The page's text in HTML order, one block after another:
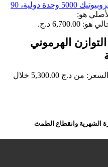
فيتامين د3 + ك2 مع مزيج عشبي وبروبيوتيك 5000 وحدة دولية، 90
هو:
6,700.00 د.ج.
400 ملغ، التوازن الهرموني
نطاق السعر: من ⁦5,300.00 د.ج⁩ خلال
الشهرية وانقطاع الطمث